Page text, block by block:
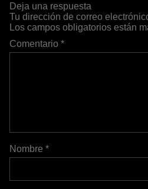
Deja una respuesta
Tu dirección de correo
Los campos obligatorios están
Comentario *
Nombre *